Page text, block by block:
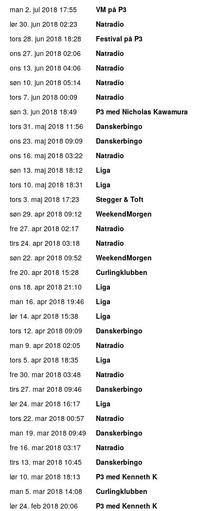
man 2. jul 2018 17:55
VM på P3
lør 30. jun 2018 02:23
Natradio
tors 28. jun 2018 18:28
Festival på P3
ons 27. jun 2018 02:06
Natradio
ons 13. jun 2018 04:06
Natradio
søn 10. jun 2018 05:14
Natradio
tors 7. jun 2018 00:09
Natradio
søn 3. jun 2018 18:49
P3 med Nicholas Kawamura
tors 31. maj 2018 11:56
Danskerbingo
ons 23. maj 2018 09:09
Danskerbingo
ons 16. maj 2018 03:22
Natradio
søn 13. maj 2018 18:12
Liga
tors 10. maj 2018 18:31
Liga
tors 3. maj 2018 17:23
Stegger & Toft
søn 29. apr 2018 09:12
WeekendMorgen
fre 27. apr 2018 02:17
Natradio
tirs 24. apr 2018 03:18
Natradio
søn 22. apr 2018 09:52
WeekendMorgen
fre 20. apr 2018 15:28
Curlingklubben
ons 18. apr 2018 21:10
Liga
man 16. apr 2018 19:46
Liga
lør 14. apr 2018 15:38
Liga
tors 12. apr 2018 09:09
Danskerbingo
man 9. apr 2018 02:05
Natradio
tors 5. apr 2018 18:35
Liga
fre 30. mar 2018 03:48
Natradio
tirs 27. mar 2018 09:46
Danskerbingo
lør 24. mar 2018 16:17
Liga
tors 22. mar 2018 00:57
Natradio
man 19. mar 2018 09:49
Danskerbingo
fre 16. mar 2018 03:17
Natradio
tirs 13. mar 2018 10:45
Danskerbingo
lør 10. mar 2018 18:13
P3 med Kenneth K
man 5. mar 2018 14:08
Curlingklubben
lør 24. feb 2018 20:06
P3 med Kenneth K